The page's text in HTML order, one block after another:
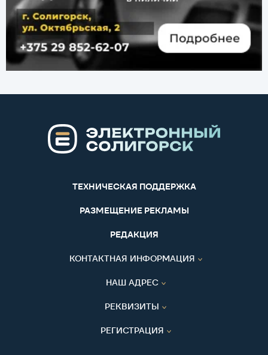
ТЕХНИЧЕСКАЯ ПОДДЕРЖКА
РАЗМЕЩЕНИЕ РЕКЛАМЫ
РЕДАКЦИЯ
КОНТАКТНАЯ ИНФОРМАЦИЯ
НАШ АДРЕС
РЕКВИЗИТЫ
РЕГИСТРАЦИЯ